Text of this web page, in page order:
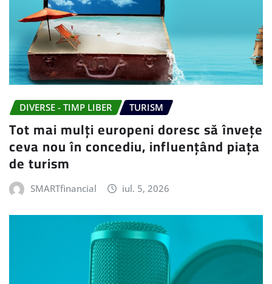
DIVERSE - TIMP LIBER TURISM
Tot mai mulți europeni doresc să învețe
ceva nou în concediu, influențând piața
de turism
SMARTfinancial iul. 5, 2026